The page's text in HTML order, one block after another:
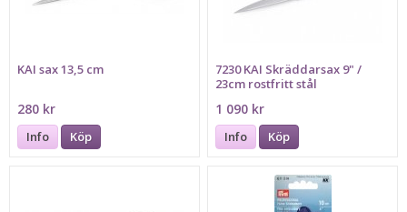
KAI sax 13,5 cm
280 kr
Info Köp
7230 KAI Skräddarsax 9" /
23cm rostfritt stål
1 090 kr
Info Köp